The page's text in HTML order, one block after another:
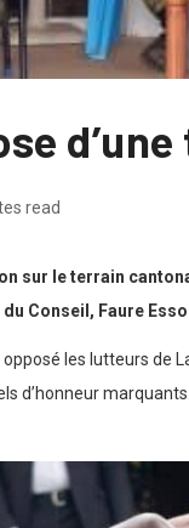
read
sur le terrain
Conseil, Faure
les lutteurs
d’honneur marquants.